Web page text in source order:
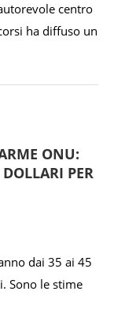
centro
ha diffuso un
ONU:
PER
dai 35 ai 45
Sono le stime